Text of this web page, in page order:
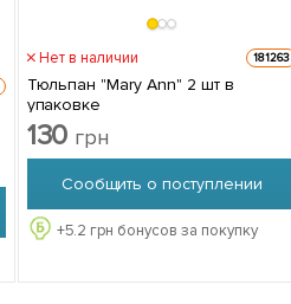
Нет в наличии 181263
Тюльпан "Mary Ann" 2 шт в
упаковке
130 грн
Сообщить о поступлении
+5.2 грн бонусов за покупку